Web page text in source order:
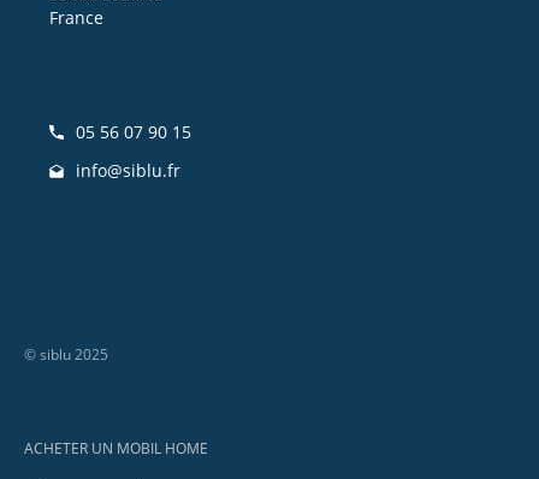
France
05 56 07 90 15
info@siblu.fr
© siblu 2025
ACHETER UN MOBIL HOME